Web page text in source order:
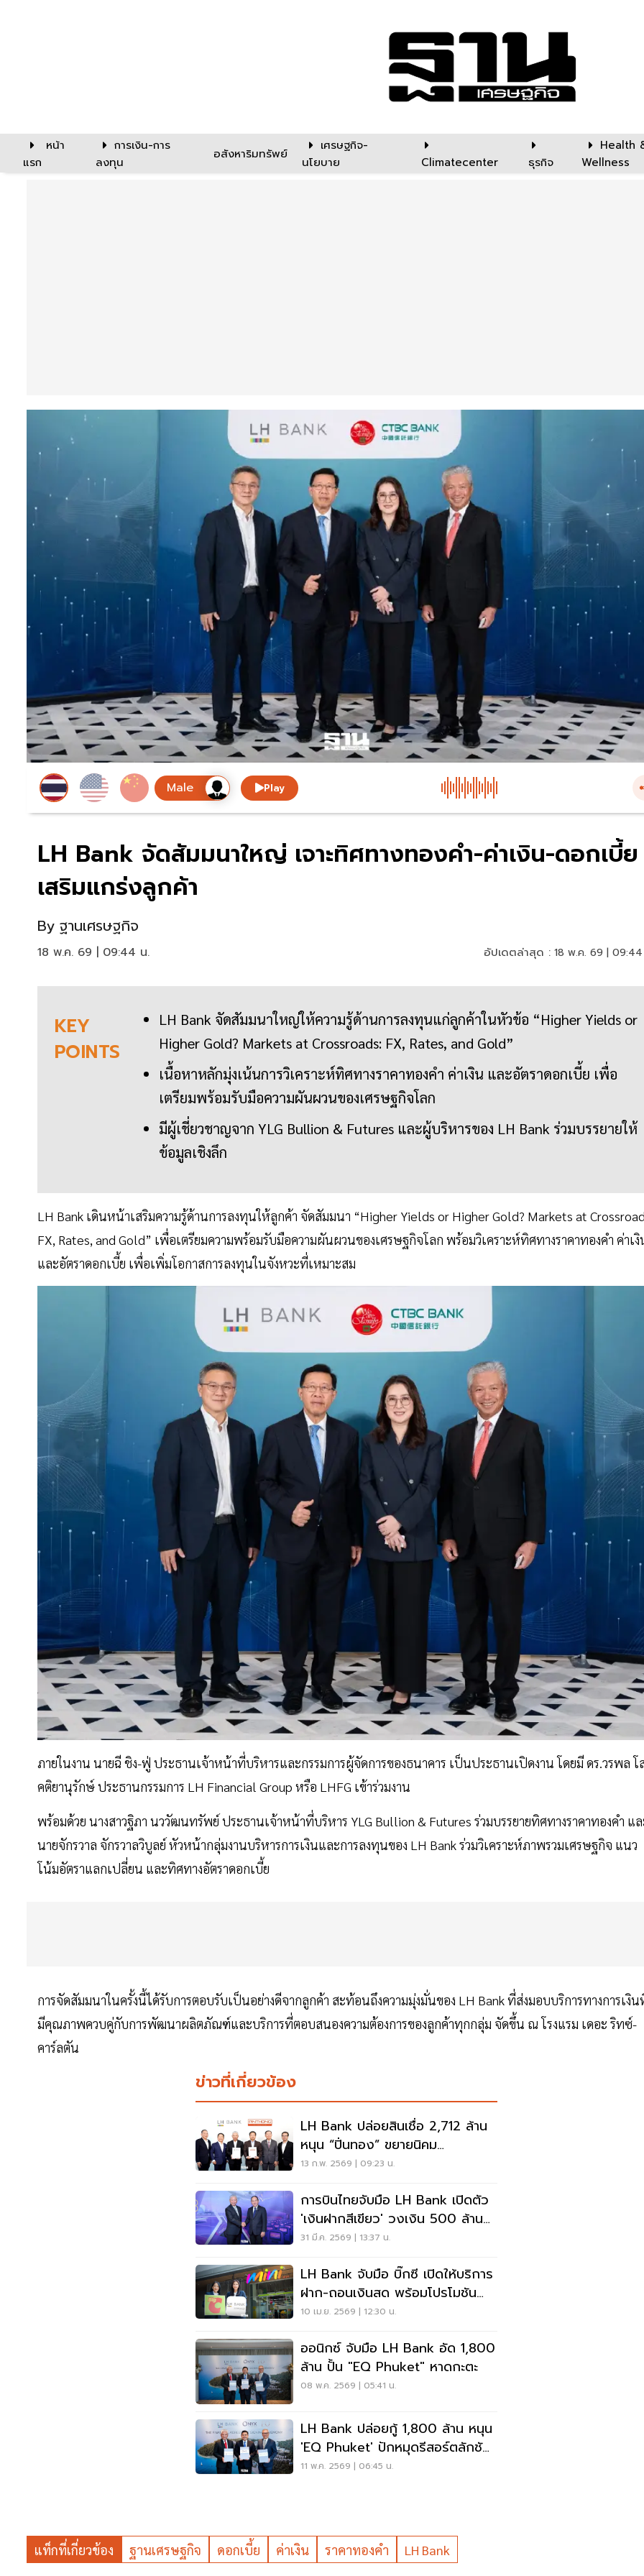
หน้า
แรก
การเงิน-การ
ลงทุน
อสังหาริมทรัพย์
เศรษฐกิจ-
นโยบาย
Climatecenter ธุรกิจ
Health
Wellness
Play
LH Bank จัดสัมมนาใหญ่ เจาะทิศทางทองคำ-ค่าเงิน-ดอกเบี้ย
เสริมแกร่งลูกค้า
By ฐานเศรษฐกิจ
18 พ.ค. 69 | 09:44 น. อัปเดตล่าสุด : 18 พ.ค. 69 |
KEY
POINTS
LH Bank จัดสัมมนาใหญ่ให้ความรู้ด้านการลงทุนแก่ลูกค้าในหัวข้อ “Higher Yields or
Higher Gold? Markets at Crossroads: FX, Rates, and Gold”
เนื้อหาหลักมุ่งเน้นการวิเคราะห์ทิศทางราคาทองคำ ค่าเงิน และอัตราดอกเบี้ย เพื่อ
เตรียมพร้อมรับมือความผันผวนของเศรษฐกิจโลก
มีผู้เชี่ยวชาญจาก YLG Bullion & Futures และผู้บริหารของ LH Bank ร่วมบรรยายให้
ข้อมูลเชิงลึก
LH Bank เดินหน้าเสริมความรู้ด้านการลงทุนให้ลูกค้า จัดสัมมนา “Higher Yields or Higher Gold? Markets at
FX, Rates, and Gold” เพื่อเตรียมความพร้อมรับมือความผันผวนของเศรษฐกิจโลก พร้อมวิเคราะห์ทิศทางราคาทองคำ ค่าเ
และอัตราดอกเบี้ย เพื่อเพิ่มโอกาสการลงทุนในจังหวะที่เหมาะสม
ภายในงาน นายฉี ชิง-ฟู่ ประธานเจ้าหน้าที่บริหารและกรรมการผู้จัดการของธนาคาร เป็นประธานเปิดงาน โดยมี ดร.วรพล โ
คติยานุรักษ์ ประธานกรรมการ LH Financial Group หรือ LHFG เข้าร่วมงาน
พร้อมด้วย นางสาวฐิภา นววัฒนทรัพย์ ประธานเจ้าหน้าที่บริหาร YLG Bullion & Futures ร่วมบรรยายทิศทางราคาทองคำ แ
นายจักรวาล จักรวาลวิบูลย์ หัวหน้ากลุ่มงานบริหารการเงินและการลงทุนของ LH Bank ร่วมวิเคราะห์ภาพรวมเศรษฐกิจ แนว
โน้มอัตราแลกเปลี่ยน และทิศทางอัตราดอกเบี้ย
การจัดสัมมนาในครั้งนี้ได้รับการตอบรับเป็นอย่างดีจากลูกค้า สะท้อนถึงความมุ่งมั่นของ LH Bank ที่ส่งมอบบริการทางการเงิ
มีคุณภาพควบคู่กับการพัฒนาผลิตภัณฑ์และบริการที่ตอบสนองความต้องการของลูกค้าทุกกลุ่ม จัดขึ้น ณ โรงแรม เดอะ ริทซ์-
คาร์ลตัน
ข่าวที่เกี่ยวข้อง
LH Bank ปล่อยสินเชื่อ 2,712 ล้าน
หนุน “ปิ่นทอง” ขยายนิคม
อุตสาหกรรม
13 ก.พ. 2569 | 09:23 น.
การบินไทยจับมือ LH Bank เปิดตัว
'เงินฝากสีเขียว' วงเงิน 500 ล้าน
หนุนธุรกิจยั่งยืน
31 มี.ค. 2569 | 13:37 น.
LH Bank จับมือ บิ๊กซี เปิดให้บริการ
ฝาก-ถอนเงินสด พร้อมโปรโมชัน
ฝากเงินรับคูปองส่วนลด
10 เม.ย. 2569 | 12:30 น.
ออนิกซ์ จับมือ LH Bank อัด 1,800
ล้าน ปั้น "EQ Phuket" หาดกะตะ
08 พ.ค. 2569 | 05:41 น.
LH Bank ปล่อยกู้ 1,800 ล้าน หนุน
'EQ Phuket' ปักหมุดรีสอร์ตลักชัว
รี
11 พ.ค. 2569 | 06:45 น.
แท็กที่เกี่ยวข้อง ฐานเศรษฐกิจ ดอกเบี้ย ค่าเงิน ราคาทองคำ LH Bank